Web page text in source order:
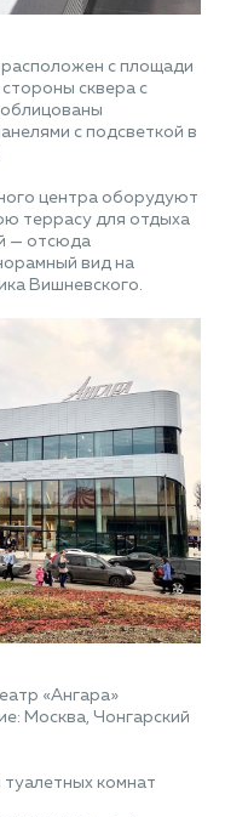
расположен с площади
сквера с
с подсветкой в
центра оборудуют
террасу для отдыха
— отсюда
вид на
Вишневского.
«Ангара»
Москва, Чонгарский
комнат